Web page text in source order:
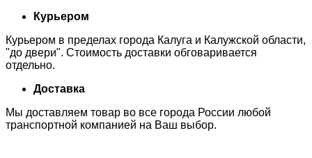
Курьером
Курьером в пределах города Калуга и Калужской области,
"до двери". Стоимость доставки обговаривается
отдельно.
Доставка
Мы доставляем товар во все города России любой
транспортной компанией на Ваш выбор.